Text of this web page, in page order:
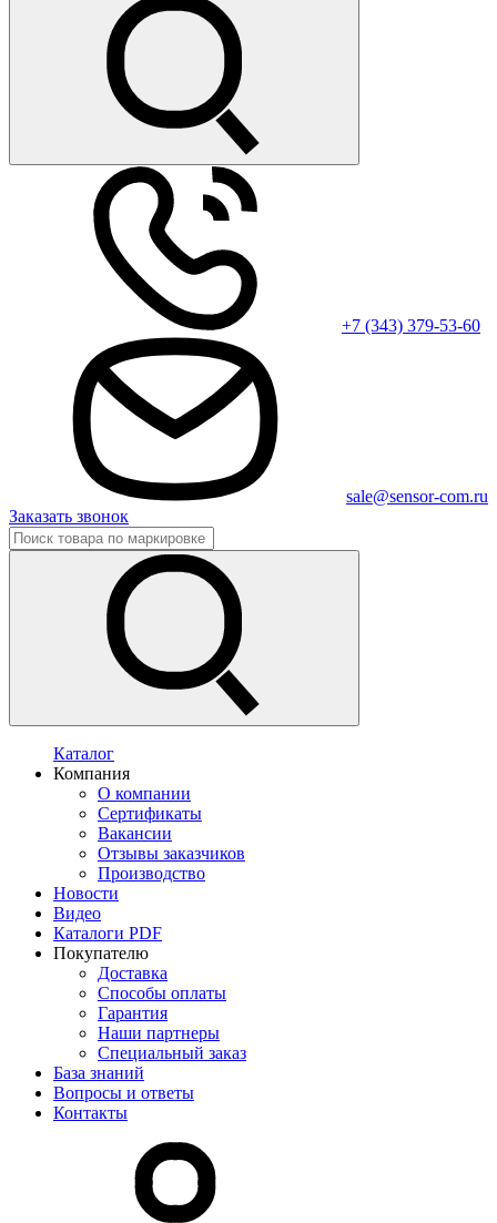
+7 (343) 379-53-60
sale@sensor-com.ru
Заказать звонок
Каталог
Компания
О компании
Сертификаты
Вакансии
Отзывы заказчиков
Производство
Новости
Видео
Каталоги PDF
Покупателю
Доставка
Способы оплаты
Гарантия
Наши партнеры
Специальный заказ
База знаний
Вопросы и ответы
Контакты